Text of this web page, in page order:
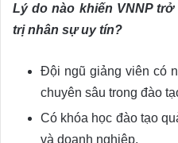
Lý do nào khiến VNNP
trị nhân sự uy tín?
Đội ngũ giảng viên có
chuyên sâu trong đào
Có khóa học đào tạo
và doanh nghiệp.